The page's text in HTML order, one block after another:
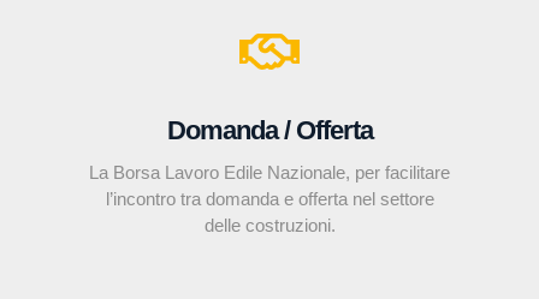
Domanda / Offerta
La Borsa Lavoro Edile Nazionale, per facilitare
l’incontro tra domanda e offerta nel settore
delle costruzioni.